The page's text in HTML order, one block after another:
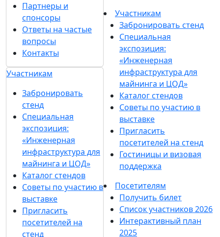
Партнеры и
спонсоры
Ответы на частые
вопросы
Контакты
Участникам
Забронировать
стенд
Специальная
экспозиция:
«Инженерная
инфраструктура для
майнинга и ЦОД»
Каталог стендов
Советы по участию в
выставке
Пригласить
посетителей на
стенд
Участникам
Забронировать стенд
Специальная
экспозиция:
«Инженерная
инфраструктура для
майнинга и ЦОД»
Каталог стендов
Советы по участию в
выставке
Пригласить
посетителей на стенд
Гостиницы и визовая
поддержка
Посетителям
Получить билет
Список участников 2026
Интерактивный план
2025